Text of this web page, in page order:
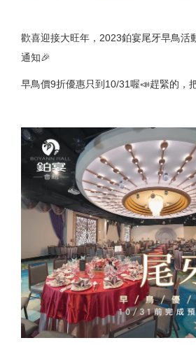
歡喜迎接大旺年，2023鉑宴尾牙早鳥活
通知🎉
早鳥價9折優惠只到10/31喔📣趕緊的，